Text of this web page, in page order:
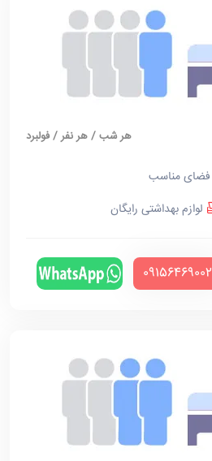
هر شب / هر نفر / فولبرد
فضای مناسب
لوازم بهداشتی رایگان
‪09156469002‬